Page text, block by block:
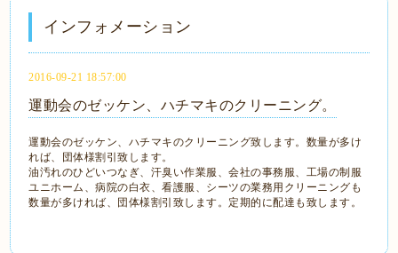
インフォメーション
2016-09-21 18:57:00
運動会のゼッケン、ハチマキのクリーニング。
運動会のゼッケン、ハチマキのクリーニング致します。数量が多け
れば、団体様割引致します。
油汚れのひどいつなぎ、汗臭い作業服、会社の事務服、工場の制服
ユニホーム、病院の白衣、看護服、シーツの業務用クリーニングも
数量が多ければ、団体様割引致します。定期的に配達も致します。